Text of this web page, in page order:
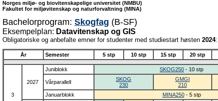
Norges miljø- og biovitenskapelige universitet (NMBU)
Fakultet for miljøvitenskap og naturforvaltning (MINA)
Bachelorprogram: Skogfag (B-SF)
Eksempelplan: Datavitenskap og GIS
Obligatoriske og anbefalte emner for studenter med studiestart høsten 2024:
År Semester 5 stp 10 stp 15 stp 20 stp
3
2027
Juniblokk SKOG250 - 10 stp
Vårparallell
SKOG
230
GMGI
210
Januarblokk
MINA250- 5 stp